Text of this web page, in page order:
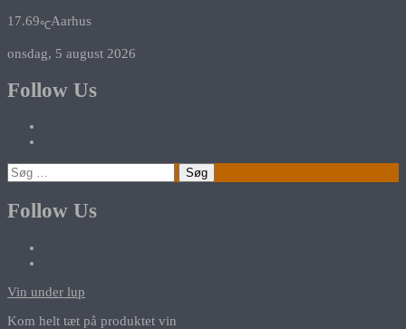
17.69℃Aarhus
onsdag, 5 august 2026
Follow Us
Søg
efter:
Follow Us
Vin under lup
Kom helt tæt på produktet vin